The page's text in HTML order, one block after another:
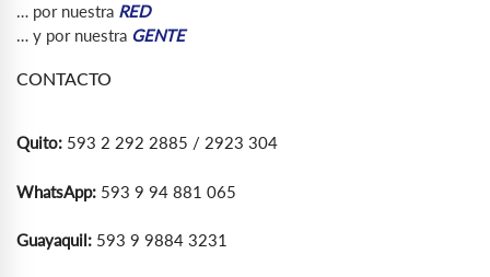
… por nuestra RED
… y por nuestra GENTE
CONTACTO
Quito: 593 2 292 2885 / 2923 304
WhatsApp: 593 9 94 881 065
Guayaquil: 593 9 9884 3231